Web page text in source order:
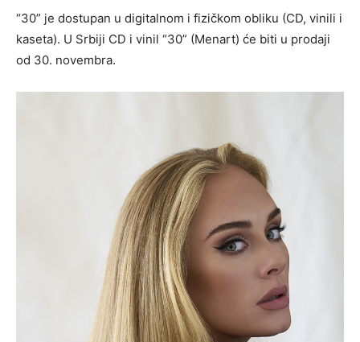
“30” je dostupan u digitalnom i fizičkom obliku (CD, vinili i
kaseta). U Srbiji CD i vinil “30” (Menart) će biti u prodaji
od 30. novembra.